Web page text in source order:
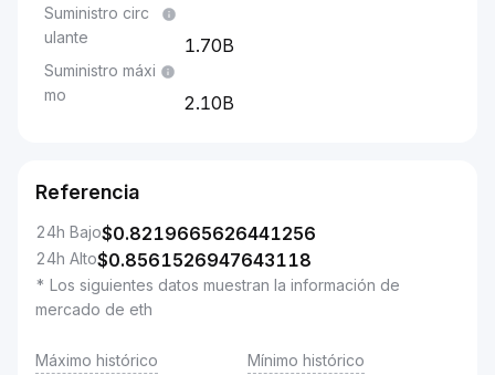
Suministro circ
ulante
1.70B
Suministro máxi
mo
2.10B
Referencia
24h Bajo$0.8219665626441256
24h Alto$0.8561526947643118
* Los siguientes datos muestran la información de
mercado de eth
Máximo histórico Mínimo histórico